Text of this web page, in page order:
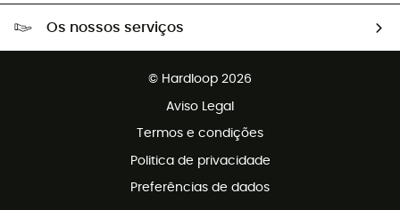
Os nossos serviços
© Hardloop 2026
Aviso Legal
Termos e condições
Politica de privacidade
Preferências de dados